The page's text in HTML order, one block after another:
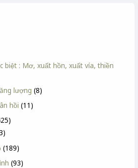
biệt : Mơ, xuất hồn, xuất vía, thiền
lượng (8)
hồi (11)
(189)
(93)